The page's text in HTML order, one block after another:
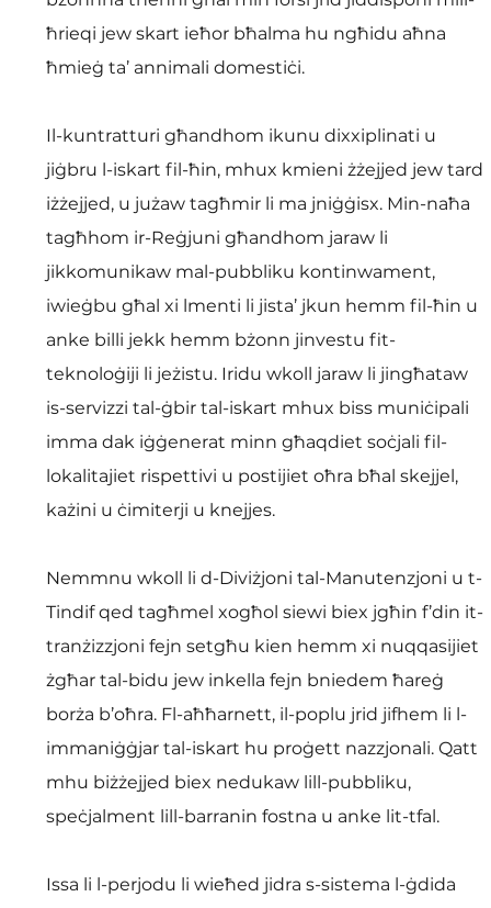
ħrieqi jew skart ieħor bħalma hu ngħidu aħna
ħmieġ ta’ annimali domestiċi.
Il-kuntratturi għandhom ikunu dixxiplinati u
jiġbru l-iskart fil-ħin, mhux kmieni żżejjed jew tard
iżżejjed, u jużaw tagħmir li ma jniġġisx. Min-naħa
tagħhom ir-Reġjuni għandhom jaraw li
jikkomunikaw mal-pubbliku kontinwament,
iwieġbu għal xi lmenti li jista’ jkun hemm fil-ħin u
anke billi jekk hemm bżonn jinvestu fit-
teknoloġiji li jeżistu. Iridu wkoll jaraw li jingħataw
is-servizzi tal-ġbir tal-iskart mhux biss muniċipali
imma dak iġġenerat minn għaqdiet soċjali fil-
lokalitajiet rispettivi u postijiet oħra bħal skejjel,
każini u ċimiterji u knejjes.
Nemmnu wkoll li d-Diviżjoni tal-Manutenzjoni u t-
Tindif qed tagħmel xogħol siewi biex jgħin f’din it-
tranżizzjoni fejn setgħu kien hemm xi nuqqasijiet
żgħar tal-bidu jew inkella fejn bniedem ħareġ
borża b’oħra. Fl-aħħarnett, il-poplu jrid jifhem li l-
immaniġġjar tal-iskart hu proġett nazzjonali. Qatt
mhu biżżejjed biex nedukaw lill-pubbliku,
speċjalment lill-barranin fostna u anke lit-tfal.
Issa li l-perjodu li wieħed jidra s-sistema l-ġdida